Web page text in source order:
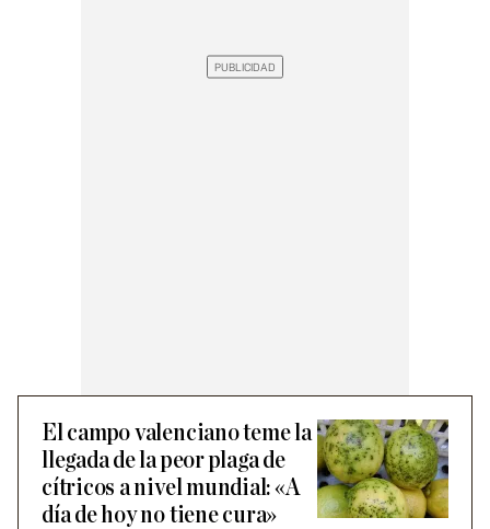
El campo valenciano teme la
llegada de la peor plaga de
cítricos a nivel mundial: «A
día de hoy no tiene cura»